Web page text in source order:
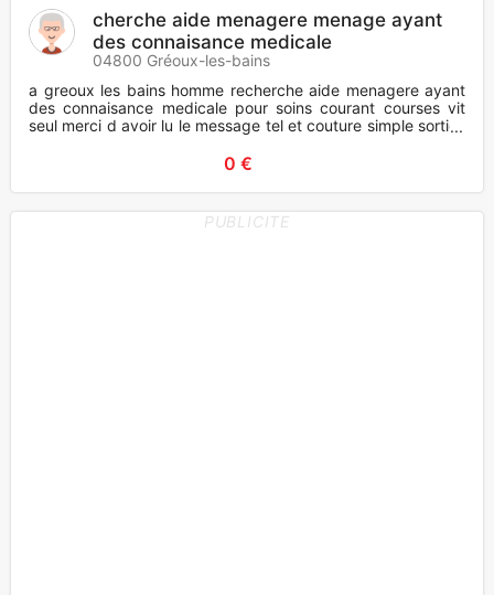
cherche aide menagere menage ayant
des connaisance medicale
04800 Gréoux-les-bains
a greoux les bains homme recherche aide menagere ayant
des connaisance medicale pour soins courant courses vit
seul merci d avoir lu le message tel et couture simple sorties
0 €
PUBLICITE